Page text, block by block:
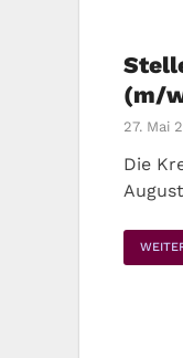
(m/
27. Mai
Die